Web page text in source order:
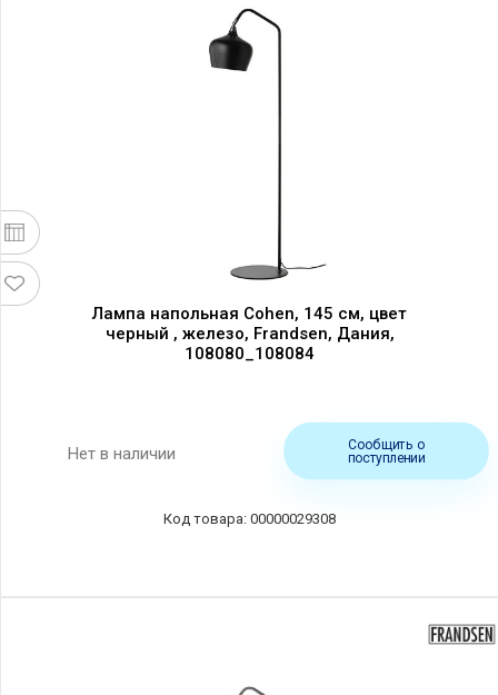
Лампа напольная Cohen, 145 см, цвет
черный , железо, Frandsen, Дания,
108080_108084
Нет в наличии
Сообщить о
поступлении
00000029308